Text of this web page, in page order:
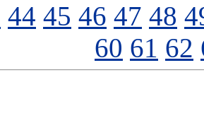
44 45 46 47 48
60 61 62